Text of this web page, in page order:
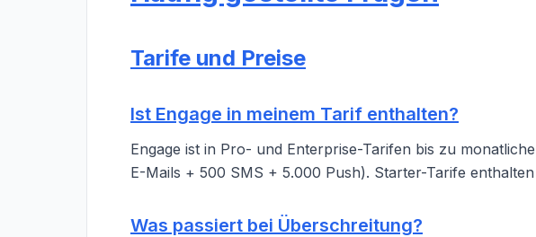
Tarife und Preise
Ist Engage in meinem Tarif enthalten?
Engage ist in Pro- und Enterprise-Tarifen bis zu
E-Mails + 500 SMS + 5.000 Push). Starter-Tarife
Was passiert bei Überschreitung?